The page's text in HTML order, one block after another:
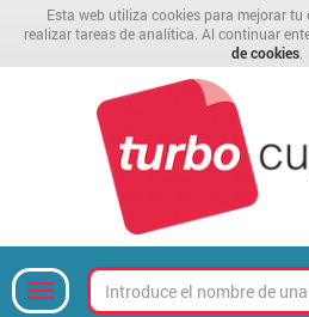
Esta web utiliza cookies para mejorar
realizar tareas de analítica. Al continuar
de cookies